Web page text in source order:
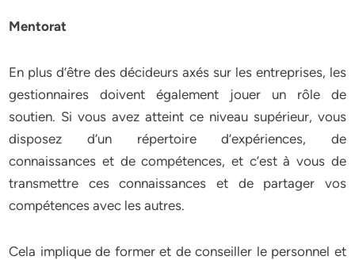
Mentorat
En plus d’être des décideurs axés sur les entreprises, les
gestionnaires doivent également jouer un rôle de
soutien. Si vous avez atteint ce niveau supérieur, vous
disposez d’un répertoire d’expériences, de
connaissances et de compétences, et c’est à vous de
transmettre ces connaissances et de partager vos
compétences avec les autres.
Cela implique de former et de conseiller le personnel et